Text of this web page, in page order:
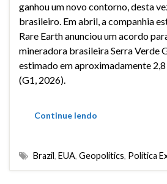
ganhou um novo contorno, desta
brasileiro. Em abril, a companhia
Rare Earth anunciou um acordo
mineradora brasileira Serra Verde
estimado em aproximadamente
(G1, 2026).
Continue lendo
Brazil, EUA, Geopolitics, Política